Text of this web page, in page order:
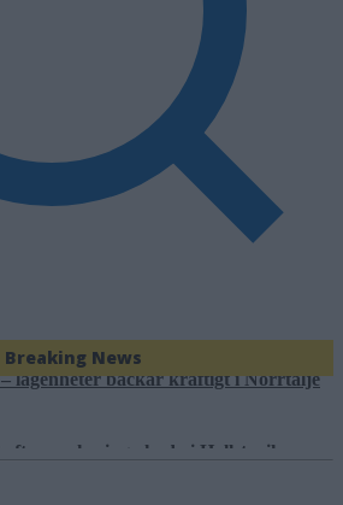
Breaking News
väg 276 – stor påverkan på trafiken
lägenheter backar kraftigt i Norrtälje
parkeringsskada i Hallstavik